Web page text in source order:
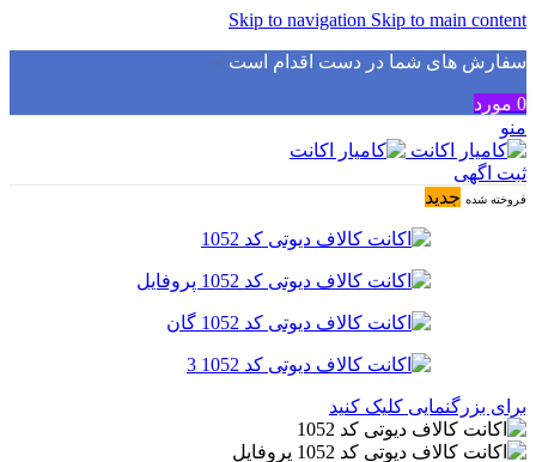
Skip to navigation Skip to main content
سفارش های شما در دست اقدام است✅
0 مورد
منو
ثبت اگهی
فروخته شده جدید
برای بزرگنمایی کلیک کنید